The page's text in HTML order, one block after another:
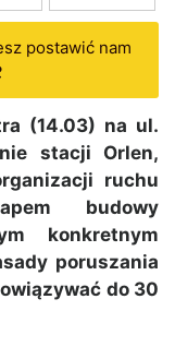
postawić nam
(14.03) na ul.
stacji Orlen,
ruchu
budowy
konkretnym
poruszania
do 30